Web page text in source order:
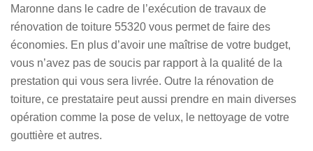
Maronne dans le cadre de l’exécution de travaux de
rénovation de toiture 55320 vous permet de faire des
économies. En plus d’avoir une maîtrise de votre budget,
vous n’avez pas de soucis par rapport à la qualité de la
prestation qui vous sera livrée. Outre la rénovation de
toiture, ce prestataire peut aussi prendre en main diverses
opération comme la pose de velux, le nettoyage de votre
gouttière et autres.